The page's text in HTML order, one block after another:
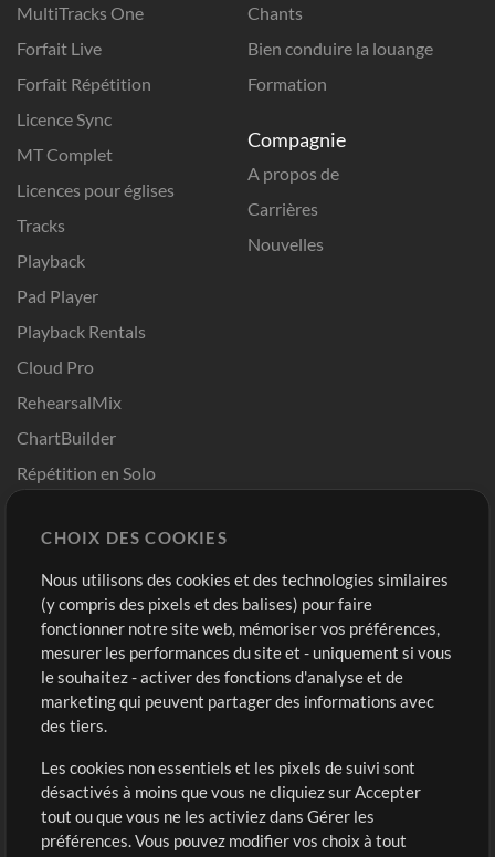
MultiTracks One
Forfait Live
Forfait Répétition
Licence Sync
MT Complet
Licences pour églises
Tracks
Playback
Pad Player
Playback Rentals
Cloud Pro
RehearsalMix
ChartBuilder
Répétition en Solo
Modèles ProPresenter
Sons
Chants
Bien conduire la louange
Formation
Compagnie
A propos de
Carrières
Nouvelles
Boutique
Acheter des crédits
Contenu gratuit
Demander les pistes
Extras
Sessions
Compte
Connexion
S'inscrire
CHOIX DES COOKIES
Nous utilisons des cookies et des technologies similaires
(y compris des pixels et des balises) pour faire
fonctionner notre site web, mémoriser vos préférences,
mesurer les performances du site et - uniquement si vous
le souhaitez - activer des fonctions d'analyse et de
marketing qui peuvent partager des informations avec
des tiers.
Les cookies non essentiels et les pixels de suivi sont
désactivés à moins que vous ne cliquiez sur Accepter
tout ou que vous ne les activiez dans Gérer les
préférences. Vous pouvez modifier vos choix à tout